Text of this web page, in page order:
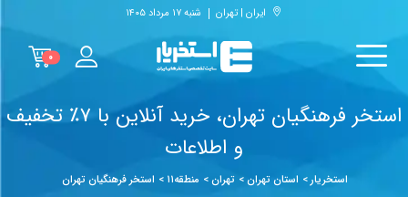
ایران | تهران شنبه ۱۷ مرداد ۱۴۰۵
۰
استخر فرهنگیان تهران، خرید آنلاین با ۷٪ تخفیف
و اطلاعات
استخریار> استان تهران> تهران> منطقه۱۱ > استخر فرهنگیان تهران